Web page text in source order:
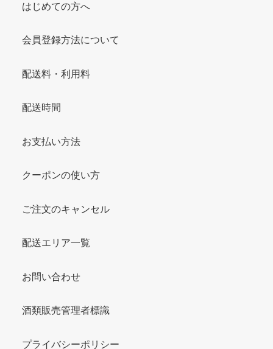
はじめての方へ
会員登録方法について
配送料・利用料
配送時間
お支払い方法
クーポンの使い方
ご注文のキャンセル
配送エリア一覧
お問い合わせ
酒類販売管理者標識
プライバシーポリシー